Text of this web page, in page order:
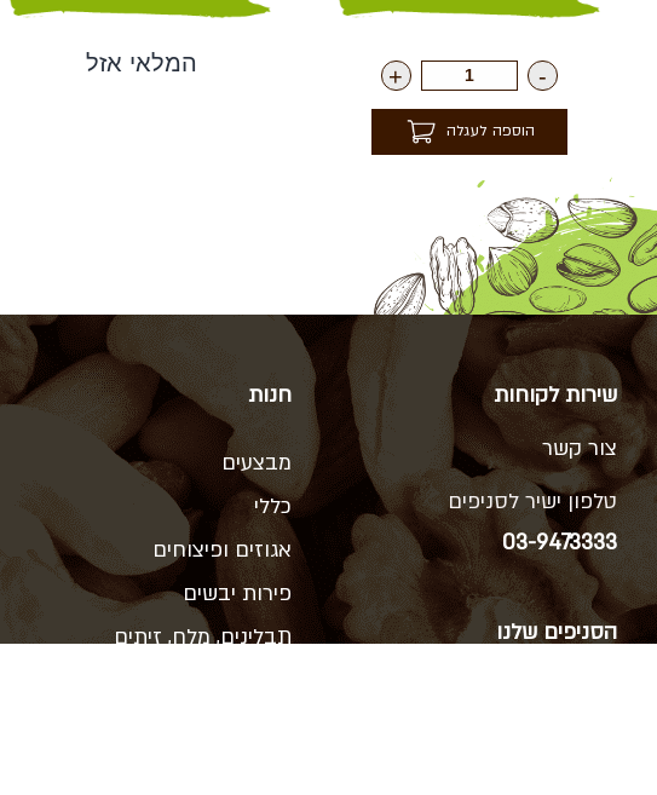
-
+
הוספה לעגלה
המלאי אזל
שירות לקוחות
צור קשר
טלפון ישיר לסניפים
03-9473333
הסניפים שלנו
חנות
מבצעים
כללי
אגוזים ופיצוחים
פירות יבשים
תבלינים, מלח, זיתים